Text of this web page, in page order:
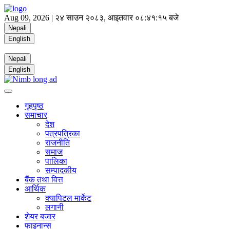
Aug 09, 2026 | २४ साउन २०८३, आइतवार ०८:४१:१६ बजे
Nepali
English
Nepali
English
गृहपृष्ठ
समाचार
देश
पत्रपत्रिका
राजनीति
समाज
पालिका
सम्पादकीय
बैंक तथा वित्त
आर्थिक
क्यापिटल मार्केट
लगानी
शेयर बजार
फाइनान्स